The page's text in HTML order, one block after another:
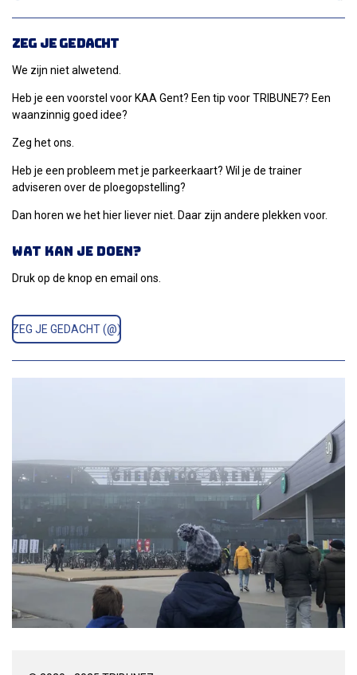
Zeg je gedacht
We zijn niet alwetend.
Heb je een voorstel voor KAA Gent? Een tip voor TRIBUNE7? Een
waanzinnig goed idee?
Zeg het ons.
Heb je een probleem met je parkeerkaart? Wil je de trainer
adviseren over de ploegopstelling?
Dan horen we het hier liever niet. Daar zijn andere plekken voor.
Wat kan je doen?
Druk op de knop en email ons.
ZEG JE GEDACHT (@)